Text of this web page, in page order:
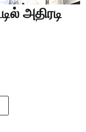
அதிரடி